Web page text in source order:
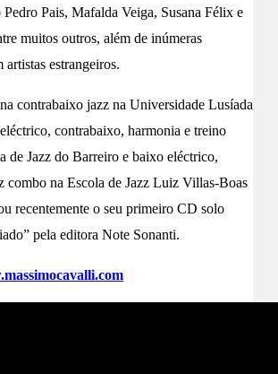
Pedro Pais, Mafalda Veiga, Susana Félix e
muitos outros, além de inúmeras
artistas estrangeiros.
contrabaixo jazz na Universidade Lusíada
contrabaixo, harmonia e treino
de Jazz do Barreiro e baixo eléctrico,
combo na Escola de Jazz Luiz Villas-Boas
recentemente o seu primeiro CD solo
pela editora Note Sonanti.